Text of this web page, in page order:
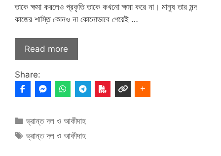
তাকে ক্ষমা করলেও প্রকৃতি তাকে কখনো ক্ষমা করে না। মানুষ তার মন্দ
কাজের শাস্তি কোনও না কোনোভাবে পেয়েই …
Read more
Share:
Categories
ভ্রান্ত দল ও আকীদাহ
Tags
ভ্রান্ত দল ও আকীদাহ